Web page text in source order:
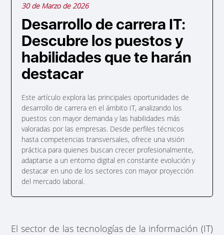
30 de Marzo de 2026
Desarrollo de carrera IT:
Descubre los puestos y
habilidades que te harán
destacar
Este artículo explora las principales oportunidades de
desarrollo de carrera en el ámbito IT, analizando los
puestos con mayor demanda y las habilidades más
valoradas por las empresas. Desde perfiles técnicos
hasta competencias transversales, ofrece una visión
práctica para quienes buscan crecer profesionalmente,
adaptarse a un entorno digital en constante evolución y
destacar en uno de los sectores con mayor proyección
del mercado laboral.
El sector de las tecnologías de la información (IT)